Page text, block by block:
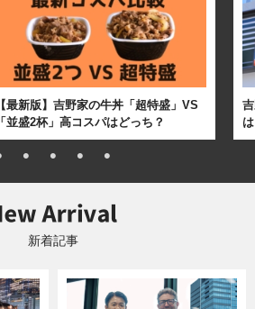
【最新版】吉野家の牛丼「超特盛」VS
「並盛2杯」高コスパはどっち？
新着記事